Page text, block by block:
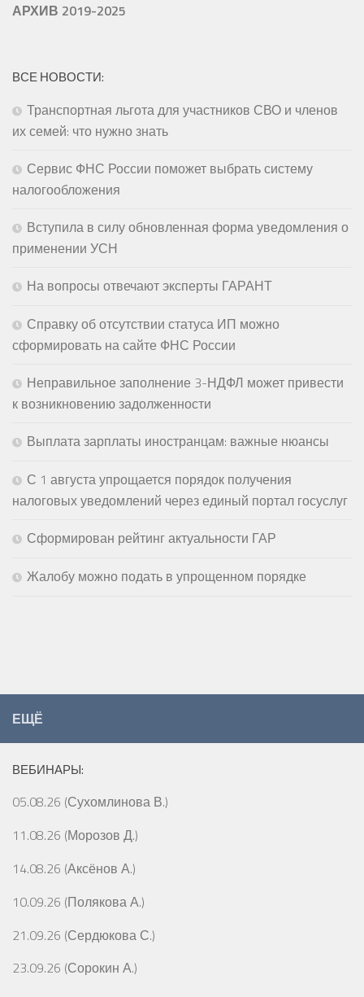
АРХИВ 2019-2025
ВСЕ НОВОСТИ:
Транспортная льгота для участников СВО и членов
их семей: что нужно знать
Сервис ФНС России поможет выбрать систему
налогообложения
Вступила в силу обновленная форма уведомления о
применении УСН
На вопросы отвечают эксперты ГАРАНТ
Справку об отсутствии статуса ИП можно
сформировать на сайте ФНС России
Неправильное заполнение 3-НДФЛ может привести
к возникновению задолженности
Выплата зарплаты иностранцам: важные нюансы
С 1 августа упрощается порядок получения
налоговых уведомлений через единый портал госуслуг
Сформирован рейтинг актуальности ГАР
Жалобу можно подать в упрощенном порядке
ЕЩЁ
ВЕБИНАРЫ:
05.08.26 (Сухомлинова В.)
11.08.26 (Морозов Д.)
14.08.26 (Аксёнов А.)
10.09.26 (Полякова А.)
21.09.26 (Сердюкова С.)
23.09.26 (Сорокин А.)